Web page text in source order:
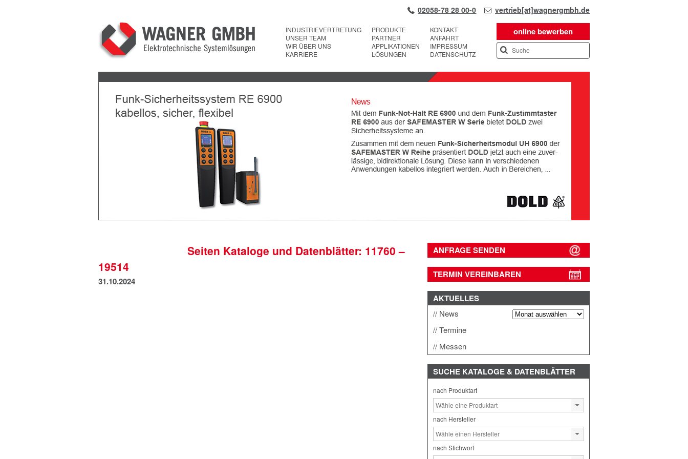
02058-78 28 00-0 vertrieb[at]wagnergmbh.de
online bewerben
INDUSTRIEVERTRETUNG
UNSER TEAM
WIR ÜBER UNS
KARRIERE
PRODUKTE
PARTNER
APPLIKATIONEN
LÖSUNGEN
KONTAKT
ANFAHRT
IMPRESSUM
DATENSCHUTZ
Next
Seiten Kataloge und Datenblätter: 11760 –
19514
31.10.2024
ANFRAGE SENDEN
TERMIN VEREINBAREN
AKTUELLES
News
Termine
Messen
SUCHE KATALOGE & DATENBLÄTTER
nach Produktart
nach Hersteller
nach Stichwort